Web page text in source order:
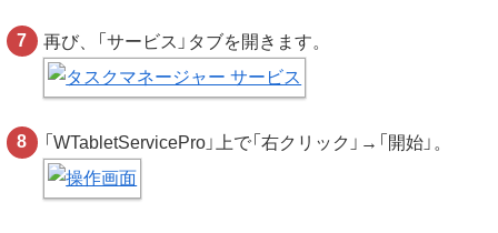
再び、「サービス」タブを開きます。
「WTabletServicePro」上で「右クリック」→「開始」。